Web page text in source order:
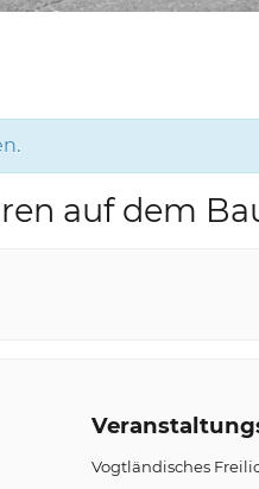
auf dem
Vogtländisches